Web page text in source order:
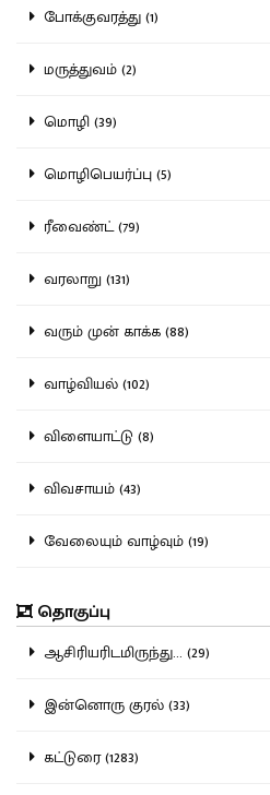
போக்குவரத்து (1)
மருத்துவம் (2)
மொழி (39)
மொழிபெயர்ப்பு (5)
ரீவைண்ட் (79)
வரலாறு (131)
வரும் முன் காக்க (88)
வாழ்வியல் (102)
விளையாட்டு (8)
விவசாயம் (43)
வேலையும் வாழ்வும் (19)
தொகுப்பு
ஆசிரியரிடமிருந்து... (29)
இன்னொரு குரல் (33)
கட்டுரை (1283)